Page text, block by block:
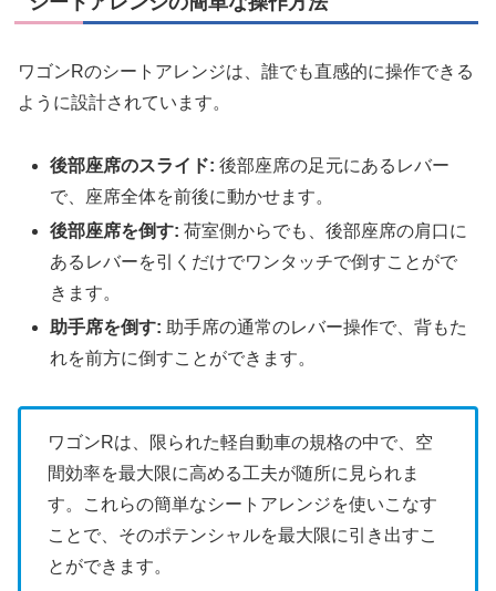
ワゴンRのシートアレンジは、誰でも直感的に操作できる
ように設計されています。
後部座席のスライド: 後部座席の足元にあるレバー
で、座席全体を前後に動かせます。
後部座席を倒す: 荷室側からでも、後部座席の肩口に
あるレバーを引くだけでワンタッチで倒すことがで
きます。
助手席を倒す: 助手席の通常のレバー操作で、背もた
れを前方に倒すことができます。
ワゴンRは、限られた軽自動車の規格の中で、空
間効率を最大限に高める工夫が随所に見られま
す。これらの簡単なシートアレンジを使いこなす
ことで、そのポテンシャルを最大限に引き出すこ
とができます。